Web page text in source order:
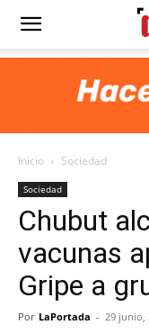
Diario
Portada
Inicio Sociedad
Sociedad
Chubut
vacunas
Gripe a
Por LaPortada - 29 junio,